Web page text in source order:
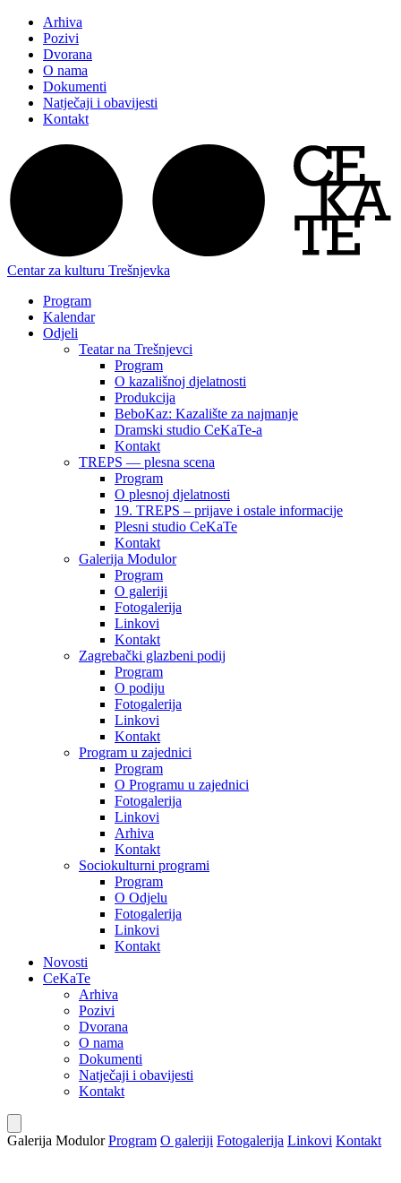
Arhiva
Pozivi
Dvorana
O nama
Dokumenti
Natječaji i obavijesti
Kontakt
Centar za kulturu Trešnjevka
Program
Kalendar
Odjeli
Teatar na Trešnjevci
Program
O kazališnoj djelatnosti
Produkcija
BeboKaz: Kazalište za najmanje
Dramski studio CeKaTe-a
Kontakt
TREPS — plesna scena
Program
O plesnoj djelatnosti
19. TREPS – prijave i ostale informacije
Plesni studio CeKaTe
Kontakt
Galerija Modulor
Program
O galeriji
Fotogalerija
Linkovi
Kontakt
Zagrebački glazbeni podij
Program
O podiju
Fotogalerija
Linkovi
Kontakt
Program u zajednici
Program
O Programu u zajednici
Fotogalerija
Linkovi
Arhiva
Kontakt
Sociokulturni programi
Program
O Odjelu
Fotogalerija
Linkovi
Kontakt
Novosti
CeKaTe
Arhiva
Pozivi
Dvorana
O nama
Dokumenti
Natječaji i obavijesti
Kontakt
Galerija Modulor Program O galeriji Fotogalerija Linkovi Kontakt